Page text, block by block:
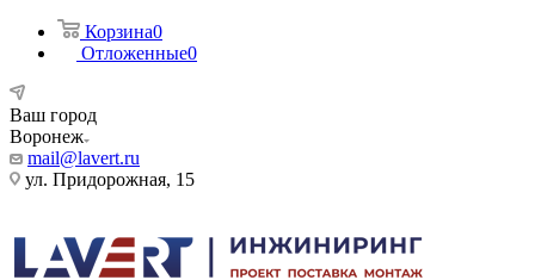
Корзина0
Отложенные0
Ваш город
Воронеж
mail@lavert.ru
ул. Придорожная, 15